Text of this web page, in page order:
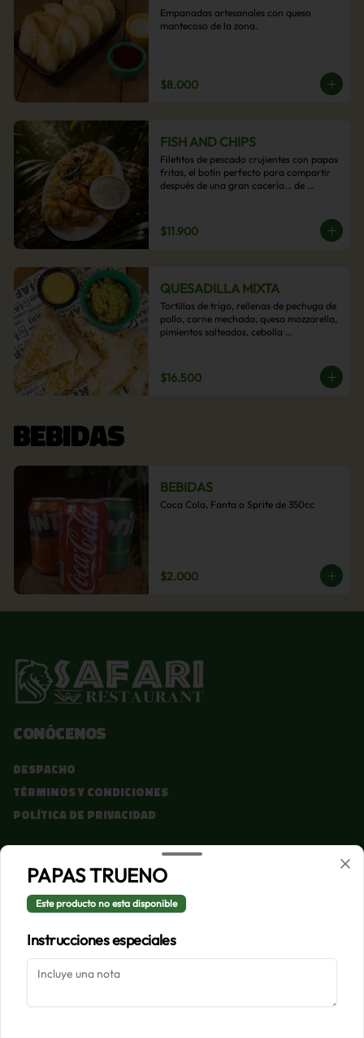
Empanadas artesanales con queso
mantecoso de la zona.
$8.000
FISH AND CHIPS
Filetitos de pescado crujientes con papas
fritas, el botín perfecto para compartir
después de una gran cacería… de
$11.900
QUESADILLA MIXTA
Tortillas de trigo, rellenas de pechuga de
pollo, carne mechada, queso mozzarella,
pimientos salteados, cebolla
$16.500
BEBIDAS
BEBIDAS
Coca Cola, Fanta o Sprite de 350cc
$2.000
Conócenos
Despacho
Términos y condiciones
Política de privacidad
Redes sociales
Instagram
Facebook
Mi cuenta
Iniciar sesión
PAPAS TRUENO
Este producto no esta disponible
Instrucciones especiales